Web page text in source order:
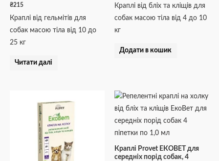
₴215
Краплі від гельмітів для
собак масою тіла від 10 до
25 кг
Читати далі
Краплі від бліх та кліщів для
собак масою тіла від 4 до 10
кг
Додати в кошик
Краплі Provet ЕКОВЕТ для
середніх порід собак, 4